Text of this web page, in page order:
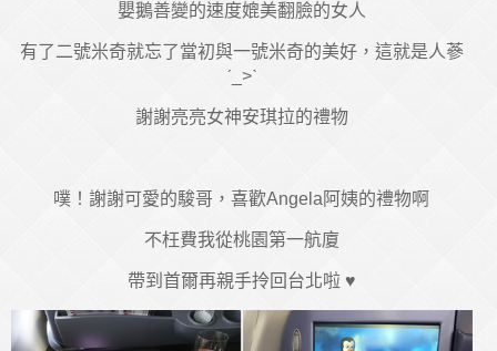
嬰鵝善變的速度媲美翻臉的女人
有了二號米奇就忘了當初與一號米奇的美好，這就是人蔘
ˊ_>ˋ
謝謝亮亮女神安琪拉的禮物
噗！謝謝可愛的駿哥，喜歡Angela阿姨的禮物啊
不枉費我從桃園第一航廈
帶到首爾再親手拎回台北啦 ♥